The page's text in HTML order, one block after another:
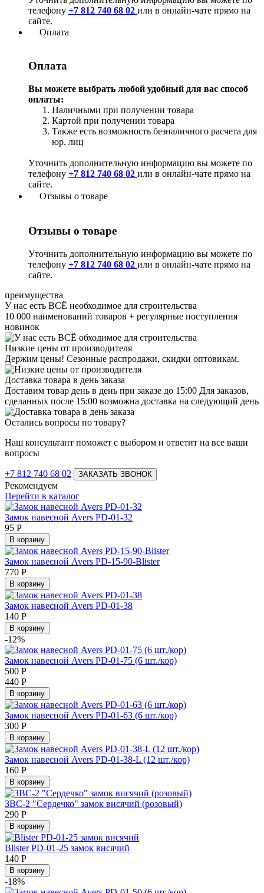
телефону +7 812 740 68 02 или в онлайн-чате прямо на
сайте.
Оплата
Оплата
Вы можете выбрать любой удобный для вас способ
оплаты:
Наличными при получении товара
Картой при получении товара
Также есть возможность безналичного расчета для
юр. лиц
Уточнить дополнительную информацию вы можете по
телефону +7 812 740 68 02 или в онлайн-чате прямо на
сайте.
Отзывы о товаре
Отзывы о товаре
Уточнить дополнительную информацию вы можете по
телефону +7 812 740 68 02 или в онлайн-чате прямо на
сайте.
преимущества
У нас есть ВСЁ необходимое для строительства
10 000 наименований товаров + регулярные поступления
новинок
Низкие цены от производителя
Держим цены! Сезонные распродажи, скидки оптовикам.
Доставка товара в день заказа
Доставим товар день в день при заказе до 15:00 Для заказов,
сделанных после 15:00 возможна доставка на следующий день
Остались вопросы по товару?
Наш консультант поможет с выбором и ответит на все ваши
вопросы
+7 812 740 68 02 ЗАКАЗАТЬ ЗВОНОК
Рекомендуем
Перейти в каталог
Замок навесной Avers PD-01-32
95 Р
В корзину
Замок навесной Avers PD-15-90-Blister
770 Р
В корзину
Замок навесной Avers PD-01-38
140 Р
В корзину
-12%
Замок навесной Avers PD-01-75 (6 шт./кор)
500 Р
440 Р
В корзину
Замок навесной Avers PD-01-63 (6 шт./кор)
300 Р
В корзину
Замок навесной Avers PD-01-38-L (12 шт./кор)
160 Р
В корзину
ЗВС-2 "Сердечко" замок висячий (розовый)
290 Р
В корзину
Blister PD-01-25 замок висячий
140 Р
В корзину
-18%